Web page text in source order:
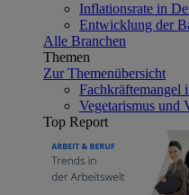
Inflationsrate in
Entwicklung der
Alle Branchen
Themen
Zur Themenübersicht
Fachkräftemangel
Vegetarismus und
Top Report